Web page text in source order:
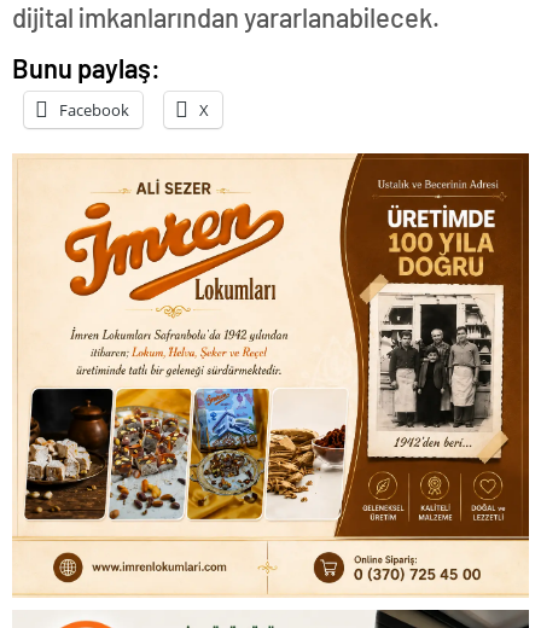
dijital imkanlarından yararlanabilecek.
Bunu paylaş:
Facebook X